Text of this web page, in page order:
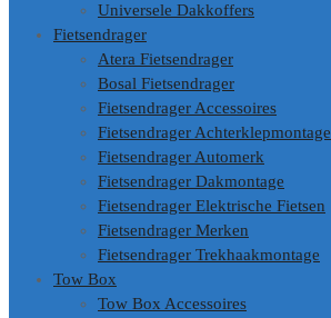
Universele Dakkoffers
Fietsendrager
Atera Fietsendrager
Bosal Fietsendrager
Fietsendrager Accessoires
Fietsendrager Achterklepmontage
Fietsendrager Automerk
Fietsendrager Dakmontage
Fietsendrager Elektrische Fietsen
Fietsendrager Merken
Fietsendrager Trekhaakmontage
Tow Box
Tow Box Accessoires